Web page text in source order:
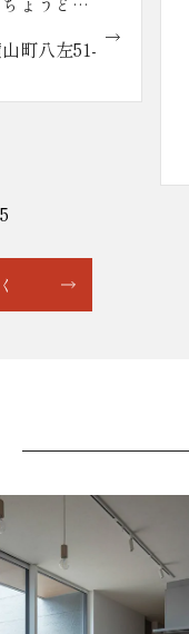
町1丁目1
日：火・